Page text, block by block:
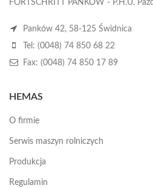
FORTSCHRITT PANKÓW - P.H.U.
Panków 42, 58-125 Świdnica
Tel: (0048) 74 850 68 22
Fax: (0048) 74 850 17 89
HEMAS
O firmie
Serwis maszyn rolniczych
Produkcja
Regulamin